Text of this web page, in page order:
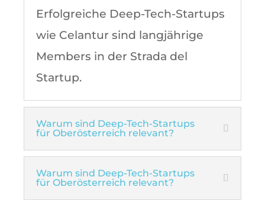
Erfolgreiche Deep-Tech-Startups
wie Celantur sind langjährige
Members in der Strada del
Startup.
Warum sind Deep-Tech-Startups
für Oberösterreich relevant?
Warum sind Deep-Tech-Startups
für Oberösterreich relevant?